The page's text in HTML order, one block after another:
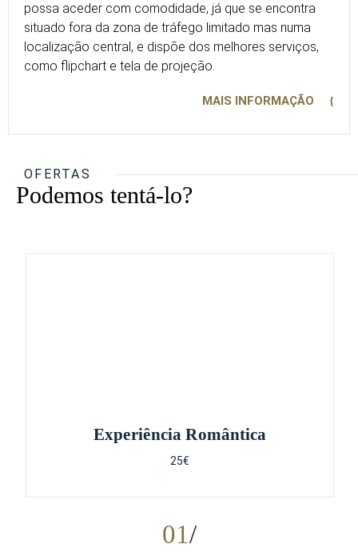
possa aceder com comodidade, já que se encontra
situado fora da zona de tráfego limitado mas numa
localização central, e dispõe dos melhores serviços,
como flipchart e tela de projeção.
MAIS INFORMAÇÃO
OFERTAS
Podemos tentá-lo?
01
Experiência Romântica
25€